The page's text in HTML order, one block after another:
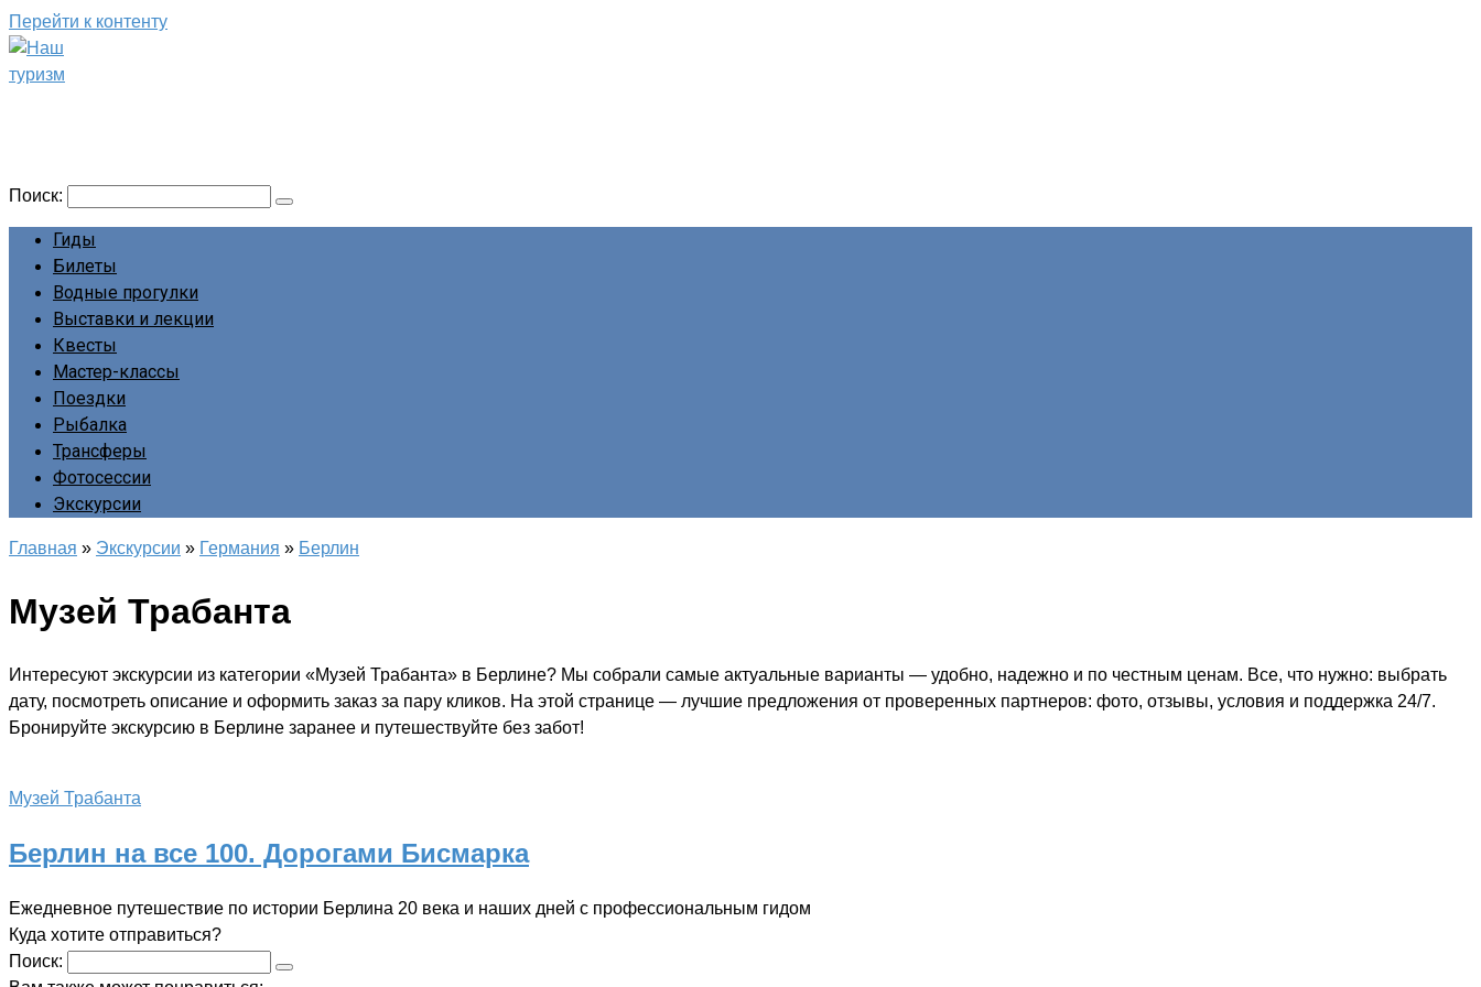
Перейти к контенту
Поиск:
Гиды
Билеты
Водные прогулки
Выставки и лекции
Квесты
Мастер-классы
Поездки
Рыбалка
Трансферы
Фотосессии
Экскурсии
Главная » Экскурсии » Германия » Берлин
Музей Трабанта
Интересуют экскурсии из категории «Музей Трабанта» в Берлине? Мы собрали самые актуальные варианты — удобно, надежно и по честным ценам. Все, что нужно: выбрать
дату, посмотреть описание и оформить заказ за пару кликов. На этой странице — лучшие предложения от проверенных партнеров: фото, отзывы, условия и поддержка 24/7.
Бронируйте экскурсию в Берлине заранее и путешествуйте без забот!
Музей Трабанта
Берлин на все 100. Дорогами Бисмарка
Ежедневное путешествие по истории Берлина 20 века и наших дней с профессиональным гидом
Куда хотите отправиться?
Поиск: